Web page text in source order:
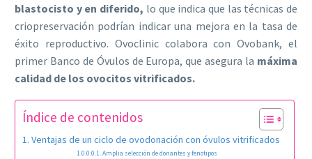
blastocisto y en diferido, lo que indica que las técnicas de
criopreservación podrían indicar una mejora en la tasa de
éxito reproductivo. Ovoclinic colabora con Ovobank, el
primer Banco de Óvulos de Europa, que asegura la máxima
calidad de los ovocitos vitrificados.
Índice de contenidos
Ventajas de un ciclo de ovodonación con óvulos vitrificados
Amplia selección de donantes y fenotipos